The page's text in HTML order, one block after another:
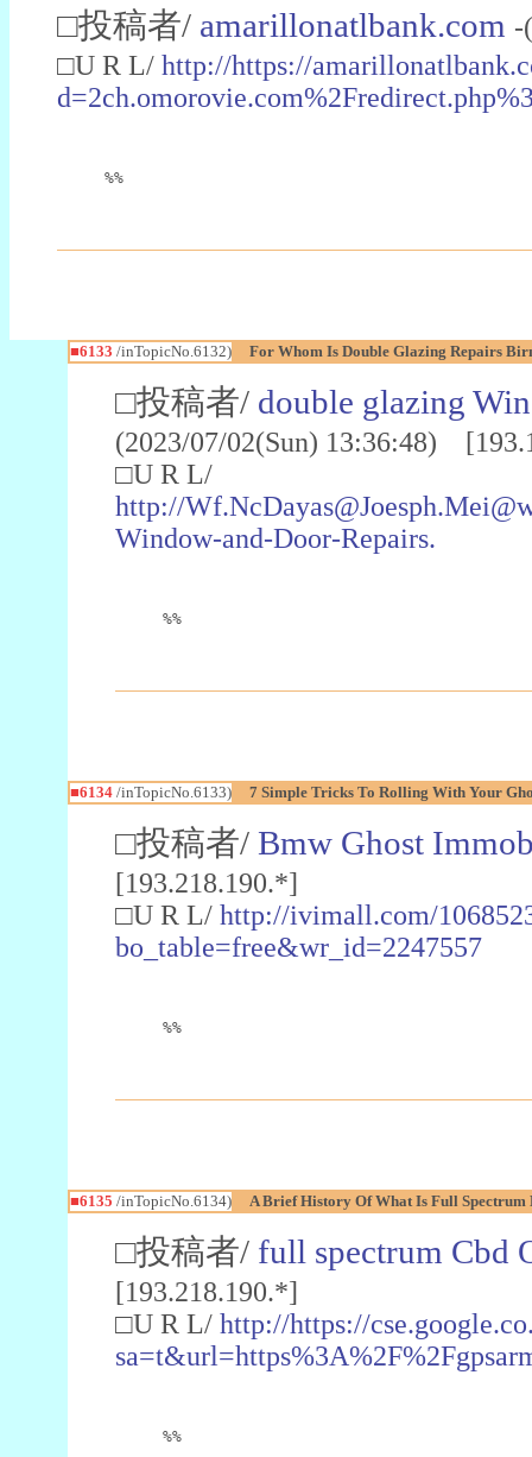
□投稿者/ amarillonatlbank.com -
□U R L/ http://https://
%%
■6133 /inTopicNo.6132) For Whom Is Double Glazing Repairs
□投稿者/ double glazing
(2023/07/02(Sun) 13:36:48)
□U R L/
http://
Window-and-Door-Repairs.
%%
■6134/inTopicNo.6133) 7 Simple Tricks To Rolling With Your
□投稿者/ Bmw Ghost
[193.218.190.*]
□U R L/ http://ivimall.com/
bo_table=free&wr_id=2247557
%%
■6135 /inTopicNo.6134) A Brief History Of What Is Full
□投稿者/ full spectrum Cbd
[193.218.190.*]
□U R L/ http://https://
%%